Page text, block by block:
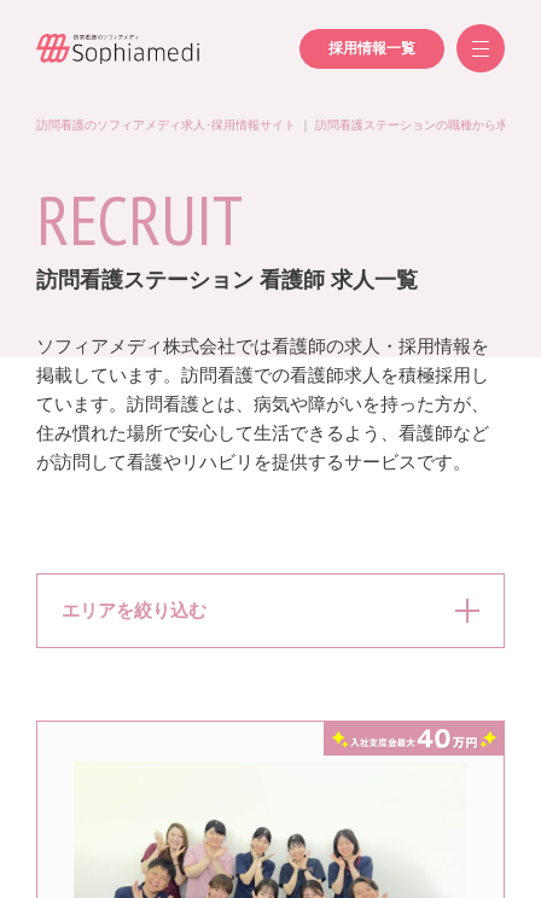
採用情報一覧
訪問看護のソフィアメディ求人･採用情報サイト 訪問看護ステーションの職種から求人を
RECRUIT
訪問看護ステーション 看護師 求人一覧
ソフィアメディ株式会社では看護師の求人・採用情報を
掲載しています。訪問看護での看護師求人を積極採用し
ています。訪問看護とは、病気や障がいを持った方が、
住み慣れた場所で安心して生活できるよう、看護師など
が訪問して看護やリハビリを提供するサービスです。
エリアを絞り込む